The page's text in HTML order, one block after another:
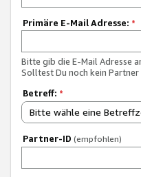
Primäre E-Mail Adresse: *
Bitte gib die E-Mail Adresse
Solltest Du noch kein
Betreff: *
Bitte wähle eine
Partner-ID (empfohlen)